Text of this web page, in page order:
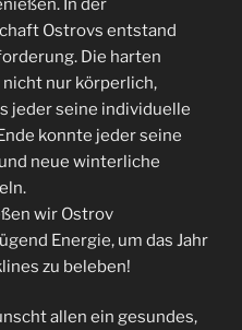
In der
Ostrovs entstand
Die harten
nur körperlich,
jeder seine individuelle
konnte jeder seine
neue winterliche
wir Ostrov
Energie, um das Jahr
zu beleben!
allen ein gesundes,